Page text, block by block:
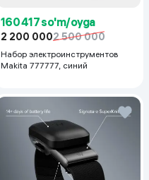
160 417 so'm/oyga
2 200 0002 500 000
Набор электроинструментов
Makita 777777, синий